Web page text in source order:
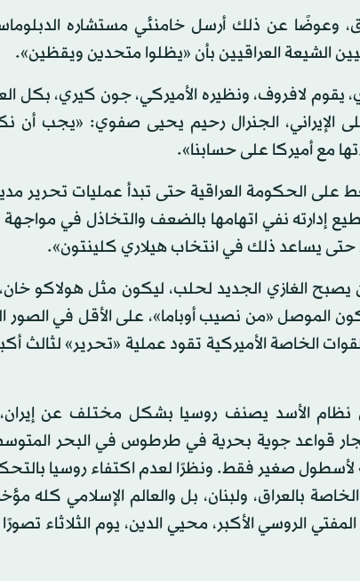
وعوضًا عن ذلك أرسل خامنئي مستشاره
الشيعة العراقيين بأن «يظلوا متحدين ويقظين».
لافروف، ونظيره الأميركي، جون كيري، بكل
الإيراني، الجنرال رحيم يحيى صفوي: «يجب
مع أميركا على حسابنا».
على الحكومة العراقية حتى تبدأ عمليات تحرير
نفي اتهامها بالضعف والتخاذل في مواجهة
حتى يساعد ذلك في انتخاب هيلاري كلينتون».
الغازي الجديد لحلب، ليكون مثل هولاكو خان،
الموصل «من نصيب أوباما»، على الأقل في
الخاصة الأميركية تقود عملية «تحرير» لثالث
نظام الأسد يصنف روسيا بشكل مختلف عن
صغير فقط. ونظرًا لعدم اكتفاء روسيا
الخاصة بالعراق، ولبنان، بل والعالم الإسلامي كله
الروسي الأكبر، محيي الدين، يوم الثلاثاء